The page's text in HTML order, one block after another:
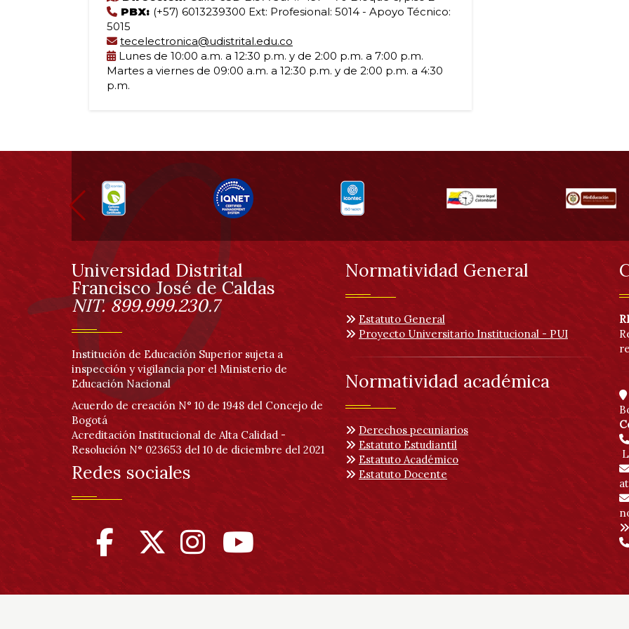
PBX: (+57) 6013239300 Ext: Profesional: 5014 - Apoyo Técnico:
5015
tecelectronica@udistrital.edu.co
Lunes de 10:00 a.m. a 12:30 p.m. y de 2:00 p.m. a 7:00 p.m.
Martes a viernes de 09:00 a.m. a 12:30 p.m. y de 2:00 p.m. a 4:30
p.m.
Información
pie
de
páginaInformación
Universidad Distrital
Francisco José de Caldas
NIT. 899.999.230.7
Institución de Educación Superior sujeta a
inspección y vigilancia por el Ministerio de
Educación Nacional
Acuerdo de creación N° 10 de 1948 del Concejo de
Bogotá
Acreditación Institucional de Alta Calidad -
Resolución N° 023653 del 10 de diciembre del 2021
Redes sociales
Normatividad General
Estatuto General
Proyecto Universitario Institucional - PUI
Normatividad académica
Derechos pecuniarios
Estatuto Estudiantil
Estatuto Académico
Estatuto Docente